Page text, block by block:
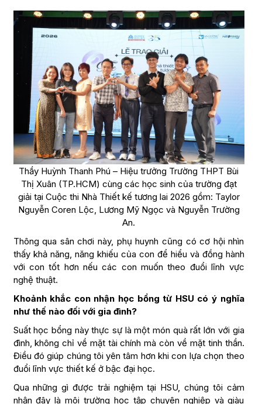
Thầy Huỳnh Thanh Phú – Hiệu trưởng Trường THPT Bùi
Thị Xuân (TP.HCM) cùng các học sinh của trường đạt
giải tại Cuộc thi Nhà Thiết kế tương lai 2026 gồm: Taylor
Nguyễn Coren Lộc, Lương Mỹ Ngọc và Nguyễn Trường
An.
Thông qua sân chơi này, phụ huynh cũng có cơ hội nhìn
thấy khả năng, năng khiếu của con để hiểu và đồng hành
với con tốt hơn nếu các con muốn theo đuổi lĩnh vực
nghệ thuật.
Khoảnh khắc con nhận học bổng từ HSU có ý nghĩa
như thế nào đối với gia đình?
Suất học bổng này thực sự là một món quà rất lớn với gia
đình, không chỉ về mặt tài chính mà còn về mặt tinh thần.
Điều đó giúp chúng tôi yên tâm hơn khi con lựa chọn theo
đuổi lĩnh vực thiết kế ở bậc đại học.
Qua những gì được trải nghiệm tại HSU, chúng tôi cảm
nhận đây là môi trường học tập chuyên nghiệp và giàu